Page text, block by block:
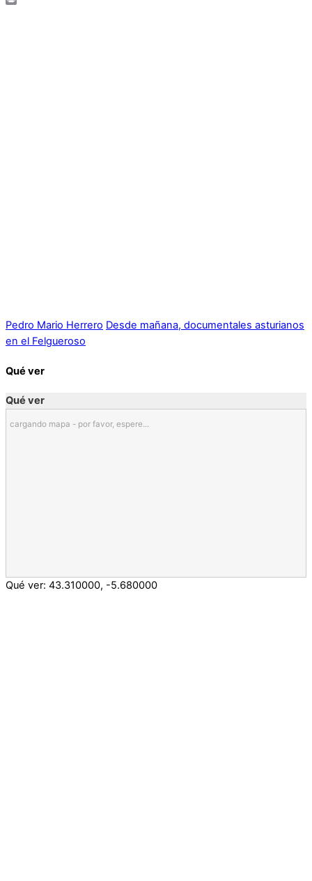
Pedro Mario Herrero Desde mañana, documentales asturianos
en el Felgueroso
Qué ver
Qué ver
cargando mapa - por favor, espere...
Qué ver: 43.310000, -5.680000